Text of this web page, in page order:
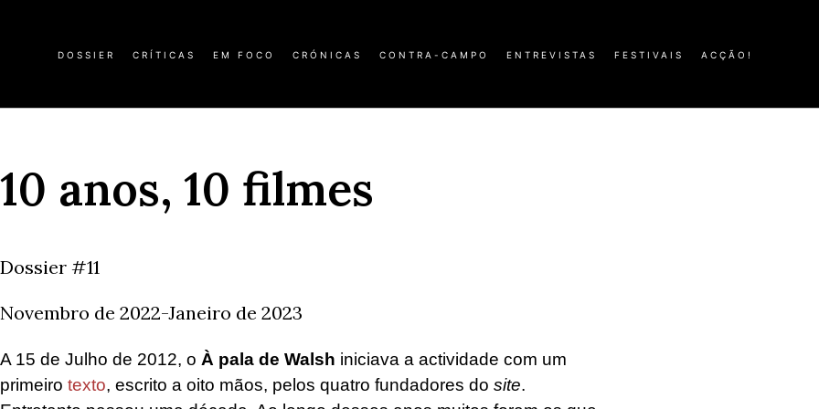
DOSSIER CRÍTICAS EM FOCO CRÓNICAS CONTRA-CAMPO ENTREVISTAS FESTIVAIS ACÇÃO!
10 anos, 10 filmes
Dossier #11
Novembro de 2022-Janeiro de 2023
A 15 de Julho de 2012, o À pala de Walsh iniciava a actividade com um
primeiro texto, escrito a oito mãos, pelos quatro fundadores do site.